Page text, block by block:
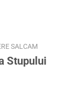
SALCAM
Stupului